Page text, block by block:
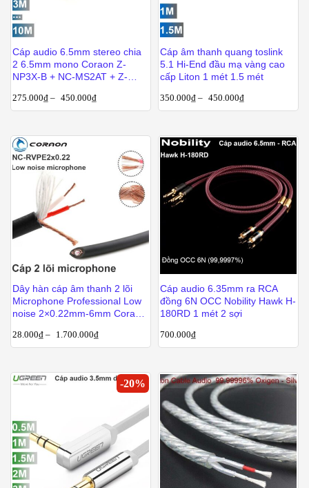
Cáp audio 6.5mm stereo chia
2 6.5mm mono Coraon Z-
NP3X-B + NC-MS2AT + Z-
275.000₫ – 450.000₫
Cáp âm thanh quang toslink
5.1 Hi-End đầu mạ vàng cao
cấp Liton 1 mét 1.5 mét
350.000₫ – 450.000₫
Dây hàn cáp âm thanh 2 lõi
Microphone Professional Low
noise 2×0.22mm-6mm Coraon
28.000₫ – 1.700.000₫
Cáp audio 6.35mm ra RCA
đồng 6N OCC Nobility Hawk H-
180RD 1 mét 2 sợi
700.000₫
-20%